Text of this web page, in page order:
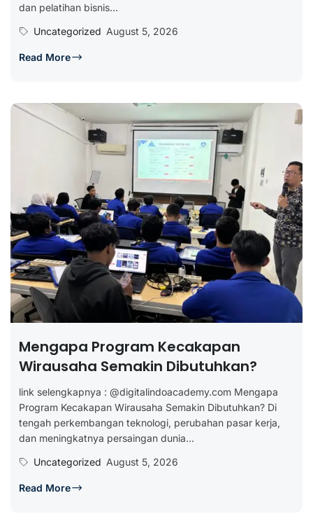
dan pelatihan bisnis...
Uncategorized August 5, 2026
Read More
Mengapa Program Kecakapan
Wirausaha Semakin Dibutuhkan?
link selengkapnya : @digitalindoacademy.com Mengapa
Program Kecakapan Wirausaha Semakin Dibutuhkan? Di
tengah perkembangan teknologi, perubahan pasar kerja,
dan meningkatnya persaingan dunia...
Uncategorized August 5, 2026
Read More